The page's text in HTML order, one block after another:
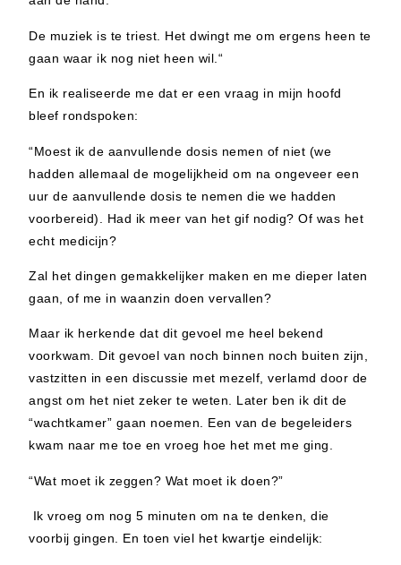
De muziek is te triest. Het dwingt me om ergens heen te
gaan waar ik nog niet heen wil.“
En ik realiseerde me dat er een vraag in mijn hoofd
bleef rondspoken:
“Moest ik de aanvullende dosis nemen of niet (we
hadden allemaal de mogelijkheid om na ongeveer een
uur de aanvullende dosis te nemen die we hadden
voorbereid). Had ik meer van het gif nodig? Of was het
echt medicijn?
Zal het dingen gemakkelijker maken en me dieper laten
gaan, of me in waanzin doen vervallen?
Maar ik herkende dat dit gevoel me heel bekend
voorkwam. Dit gevoel van noch binnen noch buiten zijn,
vastzitten in een discussie met mezelf, verlamd door de
angst om het niet zeker te weten. Later ben ik dit de
“wachtkamer” gaan noemen. Een van de begeleiders
kwam naar me toe en vroeg hoe het met me ging.
“Wat moet ik zeggen? Wat moet ik doen?”
Ik vroeg om nog 5 minuten om na te denken, die
voorbij gingen. En toen viel het kwartje eindelijk: